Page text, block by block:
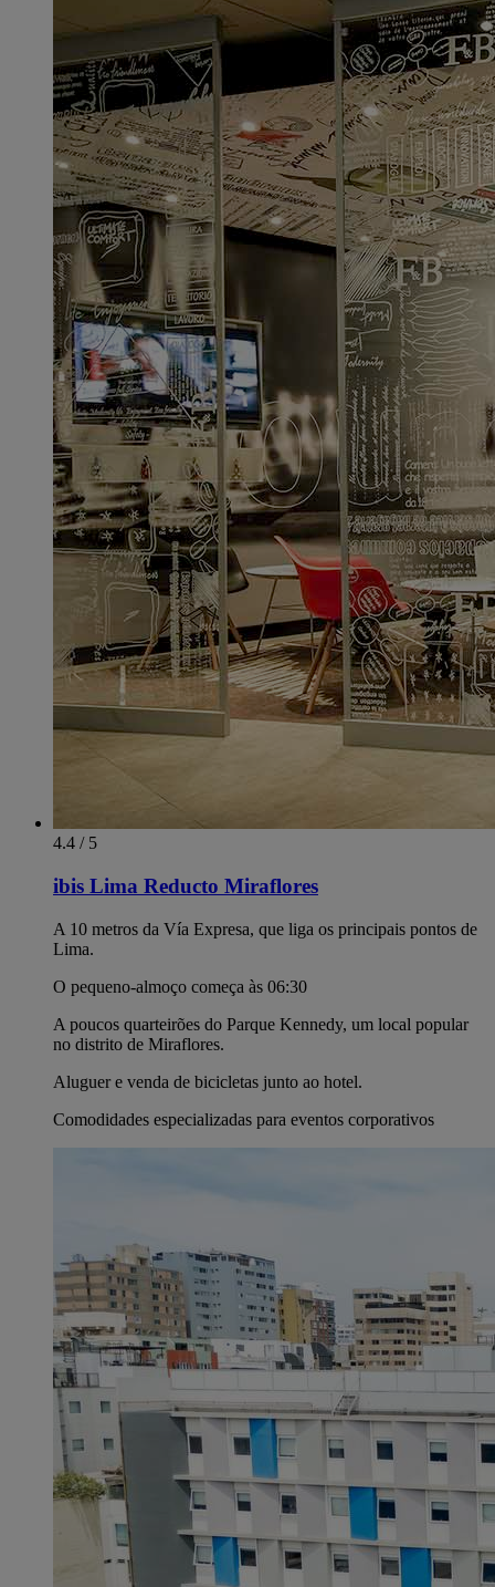
4.4 / 5
ibis Lima Reducto Miraflores
A 10 metros da Vía Expresa, que liga os principais pontos de
Lima.
O pequeno-almoço começa às 06:30
A poucos quarteirões do Parque Kennedy, um local popular
no distrito de Miraflores.
Aluguer e venda de bicicletas junto ao hotel.
Comodidades especializadas para eventos corporativos